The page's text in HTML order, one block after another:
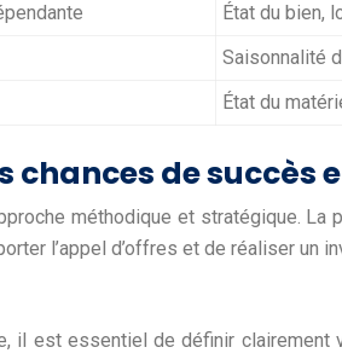
État du bien,
Saisonnalité
État du
chances de succès
méthodique et stratégique.
l’appel d’offres et de réaliser un
il est essentiel de définir